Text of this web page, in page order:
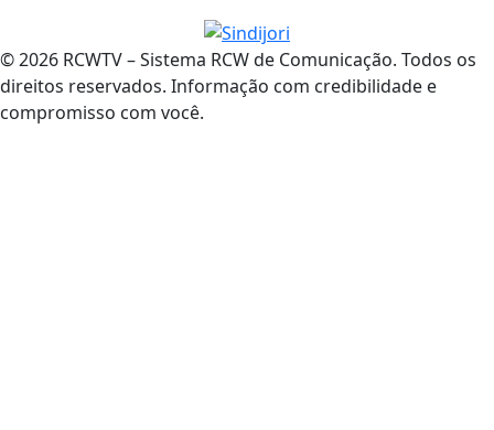
© 2026 RCWTV – Sistema RCW de Comunicação. Todos os
direitos reservados. Informação com credibilidade e
compromisso com você.